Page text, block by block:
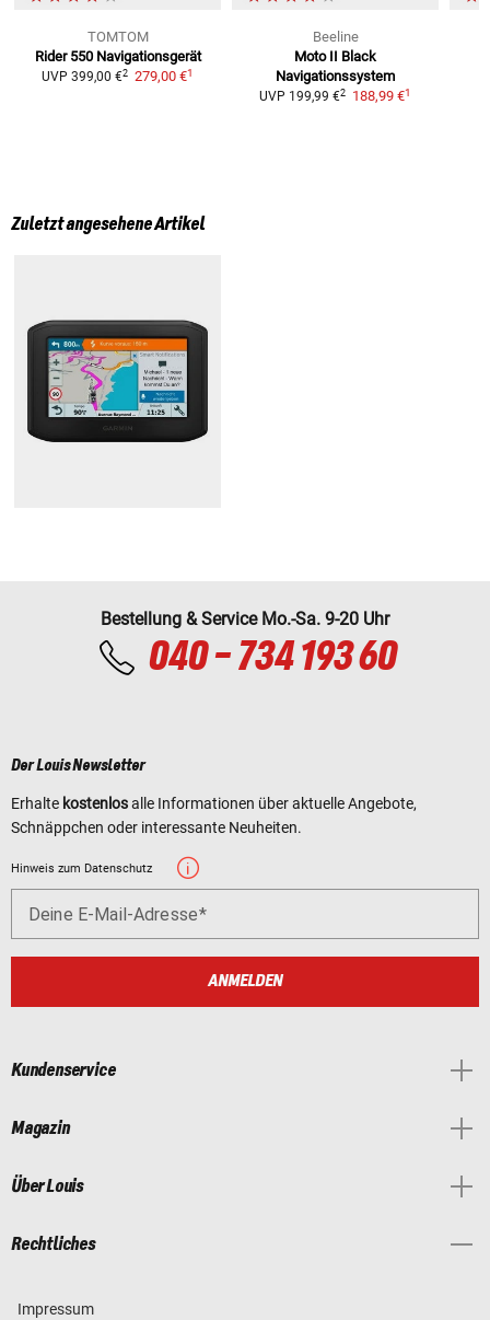
TOMTOM
Rider 550 Navigationsgerät
UVP 399,00 €2 279,00 €1
Beeline
Moto II Black
Navigationssystem
UVP 199,99 €2 188,99 €1
Zuletzt angesehene Artikel
Bestellung & Service Mo.-Sa. 9-20 Uhr
040 - 734 193 60
Der Louis Newsletter
Erhalte kostenlosalle Informationen über aktuelle Angebote,
Schnäppchen oder interessante Neuheiten.
Hinweis zum Datenschutz
Deine E-Mail-Adresse
ANMELDEN
Kundenservice
Magazin
Über Louis
Rechtliches
Impressum